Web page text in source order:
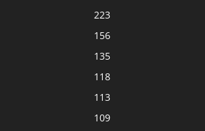
223
156
135
118
113
109